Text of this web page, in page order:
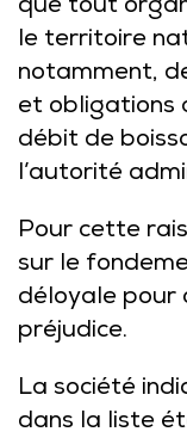
que tout
le territoire
notamment,
et obligations
débit de
l’autorité
Pour cette
sur le
déloyale pour
préjudice.
La société
dans la liste